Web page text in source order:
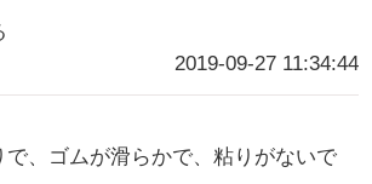
2019-09-27 11:34:44
、ゴムが滑らかで、粘りがないで